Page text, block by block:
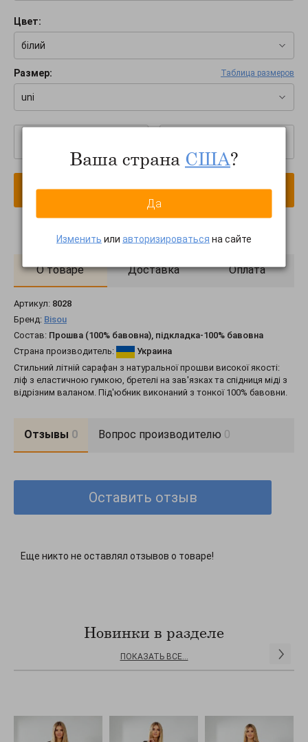
Цвет:
білий
Размер: Таблица размеров
uni
В корзину
О товаре Доставка Оплата
Артикул: 8028
Бренд: Bisou
Состав: Прошва (100% бавовна), підкладка-100% бавовна
Страна производитель:
Украина
Стильний літній сарафан з натуральної прошви високої якості:
ліф з еластичною гумкою, бретелі на зав'язках та спідниця міді з
відрізним валаном. Під'юбник виконаний з тонкої 100% бавовни.
Отзывы 0 Вопрос производителю 0
Оставить отзыв
Еще никто не оставлял отзывов о товаре!
Новинки в разделе
ПОКАЗАТЬ ВСЕ...
Ваша страна США?
Да
Изменить или авторизироваться на сайте